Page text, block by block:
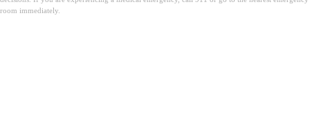
room immediately.